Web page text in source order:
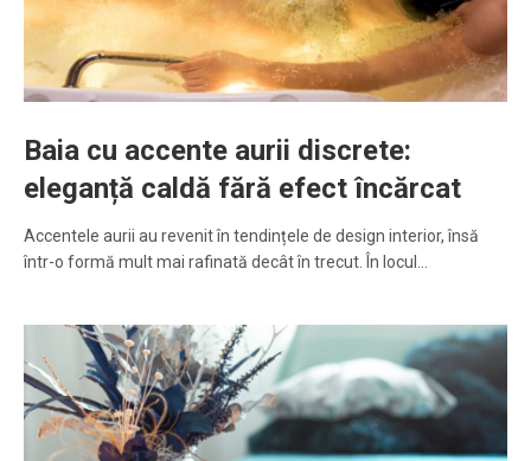
Baia cu accente aurii discrete:
eleganță caldă fără efect încărcat
Accentele aurii au revenit în tendințele de design interior, însă
într-o formă mult mai rafinată decât în trecut. În locul…